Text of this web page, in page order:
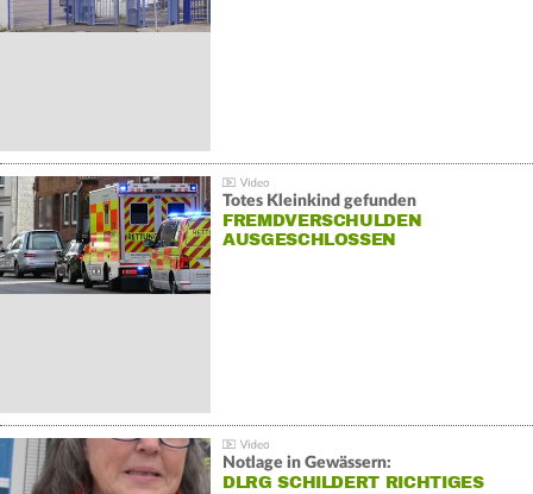
Totes Kleinkind gefunden
FREMDVERSCHULDEN
AUSGESCHLOSSEN
Notlage in Gewässern:
DLRG SCHILDERT RICHTIGES